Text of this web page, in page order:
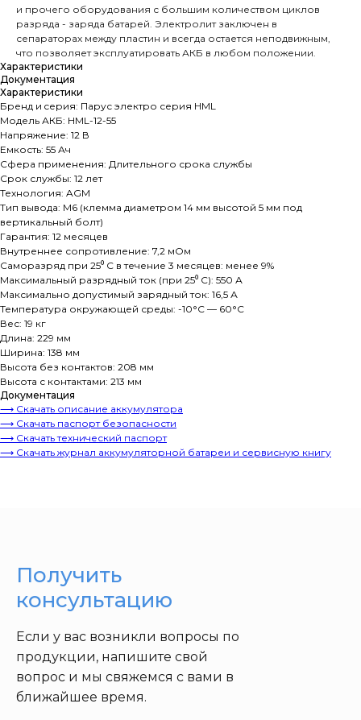
и прочего оборудования с большим количеством циклов
разряда - заряда батарей. Электролит заключен в
сепараторах между пластин и всегда остается неподвижным,
что позволяет эксплуатировать АКБ в любом положении.
Характеристики
Документация
Характеристики
Бренд и cерия: Парус электро серия HML
Модель АКБ: HML-12-55
Напряжение: 12 В
Емкость: 55 Ач
Сфера применения: Длительного срока службы
Срок службы: 12 лет
Технология: AGM
Тип вывода: M6 (клемма диаметром 14 мм высотой 5 мм под
вертикальный болт)
Гарантия: 12 месяцев
Внутреннее сопротивление: 7,2 мОм
Саморазряд при 25⁰ С в течение 3 месяцев: менее 9%
Максимальный разрядный ток (при 25⁰ С): 550 А
Максимально допустимый зарядный ток: 16,5 А
Температура окружающей среды: -10°C — 60°C
Вес: 19 кг
Длина: 229 мм
Ширина: 138 мм
Высота без контактов: 208 мм
Высота с контактами: 213 мм
Документация
⟶ Скачать описание аккумулятора
⟶ Скачать паспорт безопасности
⟶ Скачать технический паспорт
⟶ Скачать журнал аккумуляторной батареи и сервисную книгу
Если у вас возникли вопросы по
продукции, напишите свой
вопрос и мы свяжемся с вами в
ближайшее время.
Получить
консультацию